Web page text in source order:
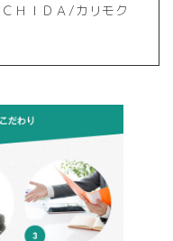
ＨＩＤＡ/カリモク